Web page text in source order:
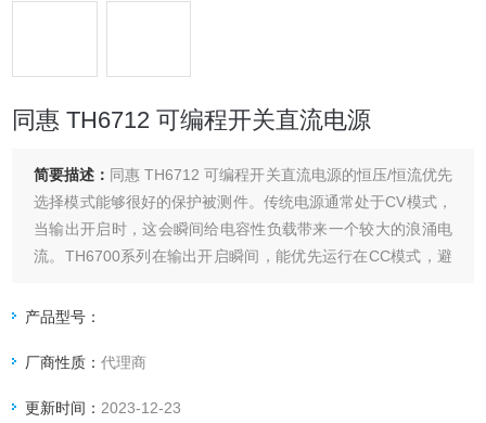
同惠 TH6712 可编程开关直流电源
简要描述： 同惠 TH6712 可编程开关直流电源的恒压/恒流优先
选择模式能够很好的保护被测件。传统电源通常处于CV模式，
当输出开启时，这会瞬间给电容性负载带来一个较大的浪涌电
流。TH6700系列在输出开启瞬间，能优先运行在CC模式，避
编程内部电阻，仿真电池的输出。例如，电池拥有可变内部电
产品型号：
厂商性质：代理商
更新时间： 2023-12-23